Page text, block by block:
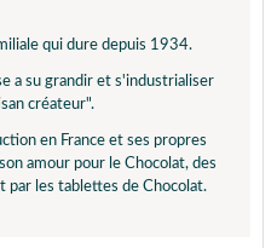
qui dure depuis 1934.
a su grandir et s'industrialiser
créateur".
en France et ses propres
amour pour le Chocolat, des
par les tablettes de Chocolat.